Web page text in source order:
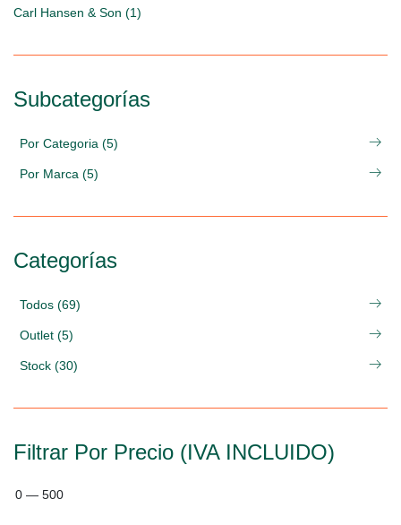
Carl Hansen & Son (1)
Subcategorías
Por Categoria (5)
Por Marca (5)
Categorías
Todos (69)
Outlet (5)
Stock (30)
Filtrar Por Precio (IVA INCLUIDO)
0 — 500